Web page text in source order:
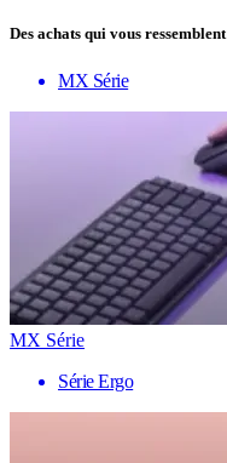
Des achats qui vous ressemblent
MX Série
MX Série
Série Ergo